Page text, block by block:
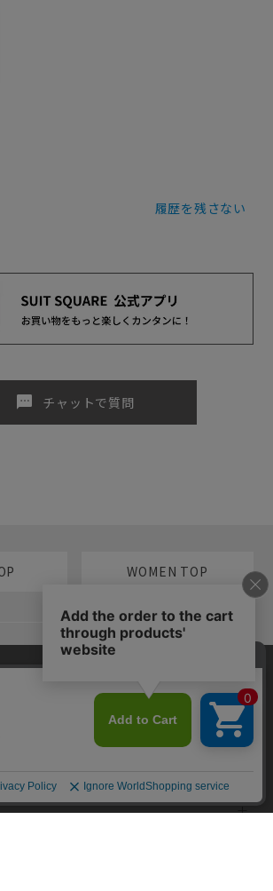
履歴を残さない
sms チャットで質問
WOMEN TOP
リ
の向上およびコンテンツの最適な提供、トラフィ
てCookieを使用しています。サイトの閲覧を継続
利用に同意したものといたします。詳細について
をご確認ください。
同意して閉じる